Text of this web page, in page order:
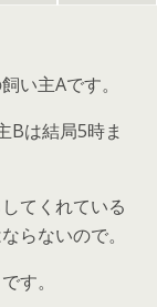
い主Aです。
Bは結局5時ま
てくれている
らないので。
す。